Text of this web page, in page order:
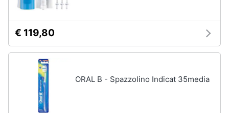
€ 119,80
ORAL B - Spazzolino Indicat 35media